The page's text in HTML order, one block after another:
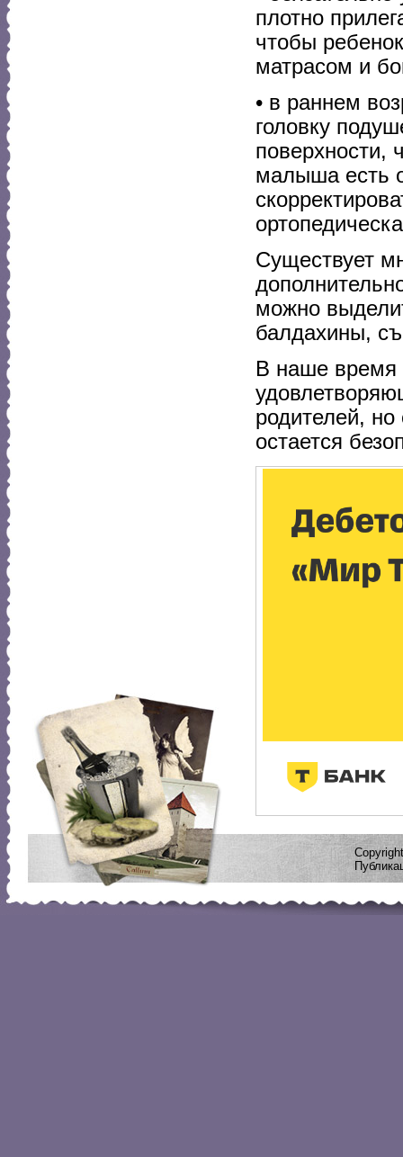
плотно
чтобы
матрасом и
• в раннем
головку
поверхности,
малыша есть
Существует
можно
балдахины,
В наше время
родителей,
остается